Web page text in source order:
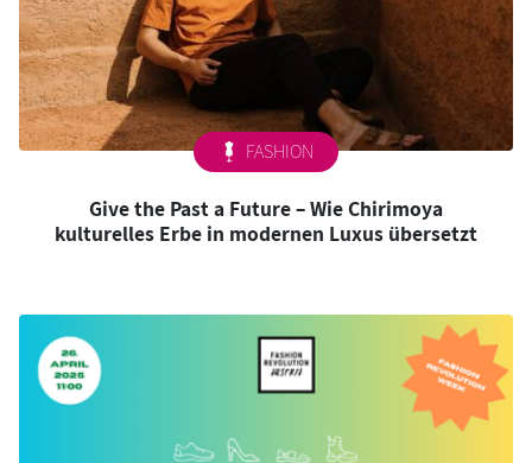
FASHION
Give the Past a Future – Wie Chirimoya
kulturelles Erbe in modernen Luxus übersetzt